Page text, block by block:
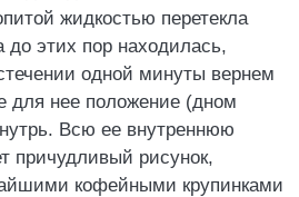
жидкостью перетекла
до этих пор находилась,
одной минуты вернем
для нее положение (дном
Всю ее внутреннюю
причудливый рисунок,
кофейными крупинками